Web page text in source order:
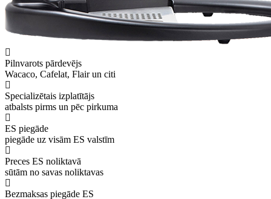
Pilnvarots pārdevējs
Wacaco, Cafelat, Flair un citi
Specializētais izplatītājs
atbalsts pirms un pēc pirkuma
ES piegāde
piegāde uz visām ES valstīm
Preces ES noliktavā
sūtām no savas noliktavas
Bezmaksas piegāde ES